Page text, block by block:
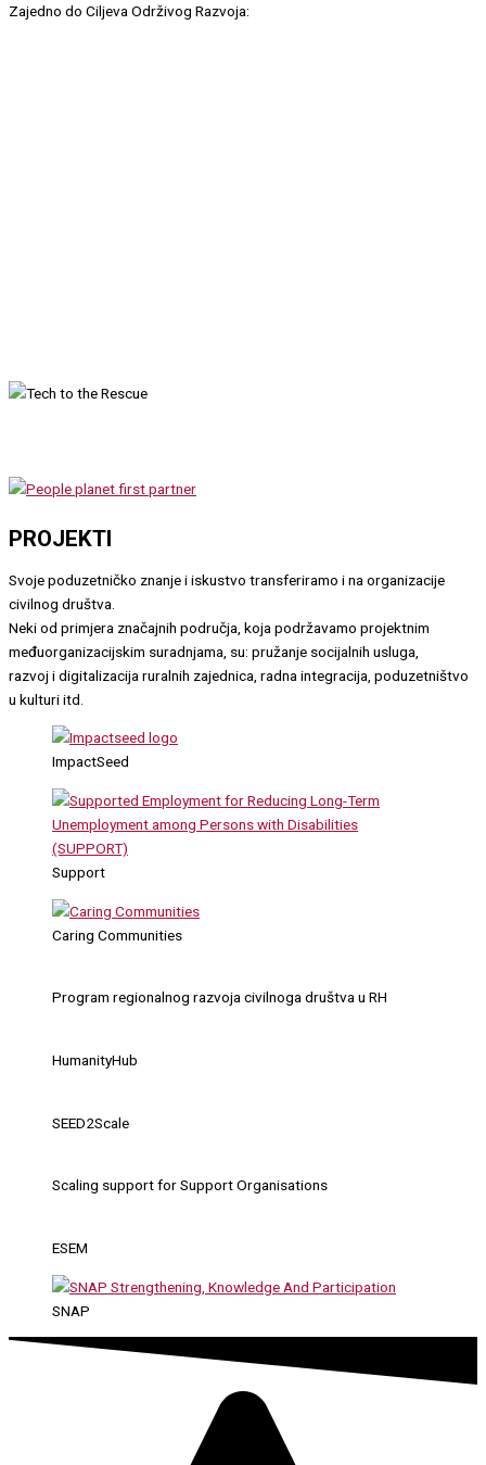
Zajedno do Ciljeva Održivog Razvoja:
PROJEKTI
Svoje poduzetničko znanje i iskustvo transferiramo i na organizacije
civilnog društva.
Neki od primjera značajnih područja, koja podržavamo projektnim
međuorganizacijskim suradnjama, su: pružanje socijalnih usluga,
razvoj i digitalizacija ruralnih zajednica, radna integracija, poduzetništvo
u kulturi itd.
ImpactSeed
Support
Caring Communities
Program regionalnog razvoja civilnoga društva u RH
HumanityHub
SEED2Scale
Scaling support for Support Organisations
ESEM
SNAP